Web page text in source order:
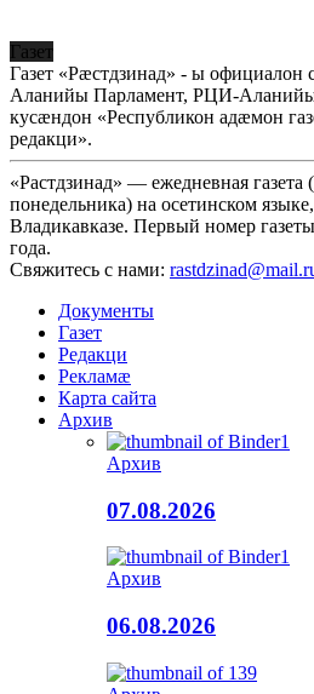
Газет
Газет «Рæстдзинад» - ы официалон
Аланийы Парламент, РЦИ-Аланийы
кусæндон «Республикон адæмон
редакци».
«Растдзинад» — ежедневная газета
понедельника) на осетинском
Владикавказе. Первый номер
года.
Свяжитесь с нами:
Документы
Газет
Редакци
Рекламæ
Карта сайта
Архив
Архив
07.08.2026
Архив
06.08.2026